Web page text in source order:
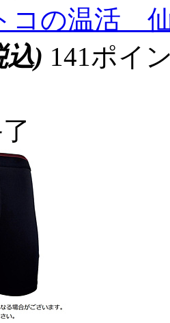
コの温活
込) 141ポイ